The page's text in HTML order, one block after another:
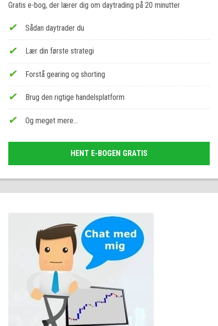
Gratis e-bog, der lærer dig om daytrading på 20 minutter
Sådan daytrader du
Lær din første strategi
Forstå gearing og shorting
Brug den rigtige handelsplatform
Og meget mere…
HENT E-BOGEN GRATIS